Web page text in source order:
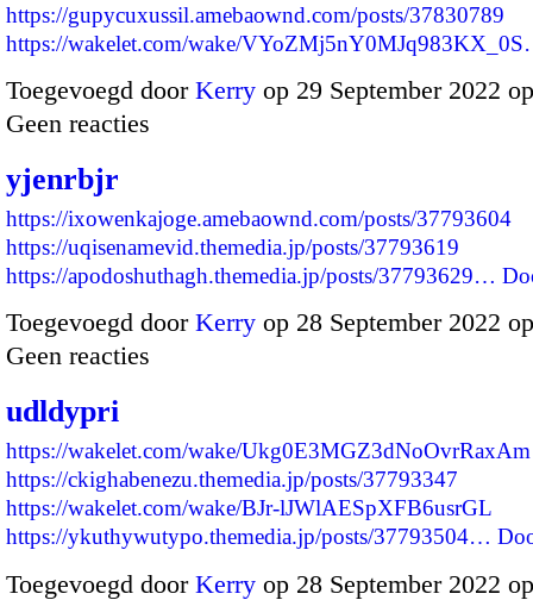
https://gupycuxussil.amebaownd.com/posts/37830789
https://wakelet.com/wake/
Toegevoegd door Kerry op 29 September 2022
Geen reacties
yjenrbjr
https://ixowenkajoge.amebaownd.com/posts/37793604
https://uqisenamevid.themedia.jp/posts/37793619
https://apodoshuthagh.themedia.jp/posts/37793629…
Toegevoegd door Kerry op 28 September 2022
Geen reacties
udldypri
https://wakelet.com/wake/Ukg0E3MGZ3dNoOvrRaxAm
https://ckighabenezu.themedia.jp/posts/37793347
https://wakelet.com/wake/BJr-lJWlAESpXFB6usrGL
https://ykuthywutypo.themedia.jp/posts/37793504…
Toegevoegd door Kerry op 28 September 2022